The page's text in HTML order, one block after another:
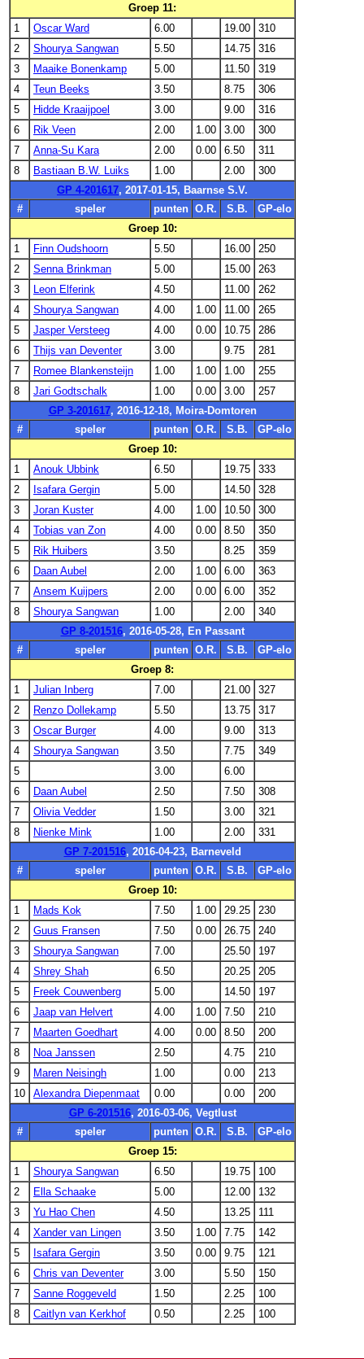
Groep 11:
1
Oscar Ward 6.00 19.00
310
2
Shourya Sangwan 5.50 14.75
316
3
Maaike Bonenkamp 5.00 11.50
319
4
Teun Beeks 3.50 8.75
306
5
Hidde Kraaijpoel 3.00 9.00
316
6
Rik Veen 2.00 1.00 3.00
300
7
Anna-Su Kara 2.00 0.00 6.50
311
8
Bastiaan B.W. Luiks 1.00 2.00
300
GP 4-201617, 2017-01-15, Baarnse S.V.
#
speler punten O.R. S.B.
GP-elo
Groep 10:
1
Finn Oudshoorn 5.50 16.00
250
2
Senna Brinkman 5.00 15.00
263
3
Leon Elferink 4.50 11.00
262
4
Shourya Sangwan 4.00 1.00 11.00
265
5
Jasper Versteeg 4.00 0.00 10.75
286
6
Thijs van Deventer 3.00 9.75
281
7
Romee Blankensteijn 1.00 1.00 1.00
255
8
Jari Godtschalk 1.00 0.00 3.00
257
GP 3-201617, 2016-12-18, Moira-Domtoren
#
speler punten O.R. S.B.
GP-elo
Groep 10:
1
Anouk Ubbink 6.50 19.75
333
2
Isafara Gergin 5.00 14.50
328
3
Joran Kuster 4.00 1.00 10.50
300
4
Tobias van Zon 4.00 0.00 8.50
350
5
Rik Huibers 3.50 8.25
359
6
Daan Aubel 2.00 1.00 6.00
363
7
Ansem Kuijpers 2.00 0.00 6.00
352
8
Shourya Sangwan 1.00 2.00
340
GP 8-201516, 2016-05-28, En Passant
#
speler punten O.R. S.B.
GP-elo
Groep 8:
1
Julian Inberg 7.00 21.00
327
2
Renzo Dollekamp 5.50 13.75
317
3
Oscar Burger 4.00 9.00
313
4
Shourya Sangwan 3.50 7.75
349
5
3.00
6.00
6
Daan Aubel 2.50 7.50
308
7
Olivia Vedder 1.50 3.00
321
8
Nienke Mink 1.00 2.00
331
GP 7-201516, 2016-04-23, Barneveld
#
speler punten O.R. S.B.
GP-elo
Groep 10:
1
Mads Kok 7.50 1.00 29.25
230
2
Guus Fransen 7.50 0.00 26.75
240
3
Shourya Sangwan 7.00 25.50
197
4
Shrey Shah 6.50 20.25
205
5
Freek Couwenberg 5.00 14.50
197
6
Jaap van Helvert 4.00 1.00 7.50
210
7
Maarten Goedhart 4.00 0.00 8.50
200
8
Noa Janssen 2.50 4.75
210
9
Maren Neisingh 1.00 0.00
213
10
Alexandra Diepenmaat 0.00 0.00
200
GP 6-201516, 2016-03-06, Vegtlust
#
speler punten O.R. S.B.
GP-elo
Groep 15:
1
Shourya Sangwan 6.50 19.75
100
2
Ella Schaake 5.00 12.00
132
3
Yu Hao Chen 4.50 13.25
111
4
Xander van Lingen 3.50 1.00 7.75
142
5
Isafara Gergin 3.50 0.00 9.75
121
6
Chris van Deventer 3.00 5.50
150
7
Sanne Roggeveld 1.50 2.25
100
8
Caitlyn van Kerkhof 0.50 2.25 100